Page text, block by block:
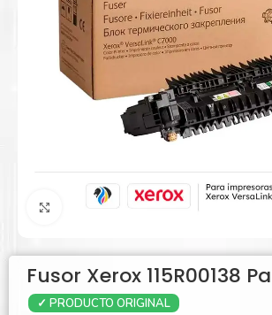
Agrandar
Fusor Xerox 115R00138
✓ PRODUCTO ORIGINAL